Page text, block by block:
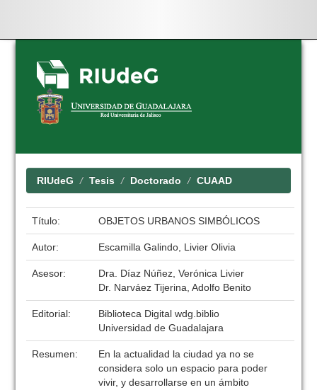
Skip
navigation
RIUdeG Tesis Doctorado CUAAD
Título: OBJETOS URBANOS SIMBÓLICOS
Autor: Escamilla Galindo, Livier Olivia
Asesor:
Dra. Díaz Núñez, Verónica Livier
Dr. Narváez Tijerina, Adolfo Benito
Editorial:
Biblioteca Digital wdg.biblio
Universidad de Guadalajara
Resumen:
En la actualidad la ciudad ya no se
considera solo un espacio para poder
vivir, y desarrollarse en un ámbito